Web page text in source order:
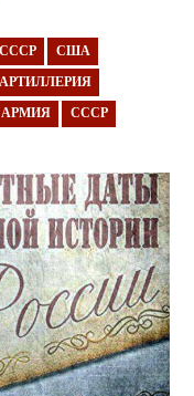
СССР США
АРТИЛЛЕРИЯ
СССР